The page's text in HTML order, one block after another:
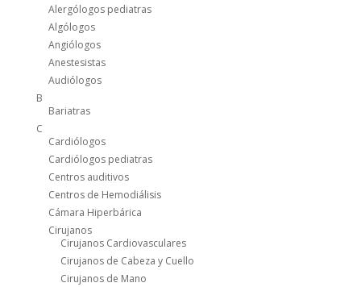
Alergólogos pediatras
Algólogos
Angiólogos
Anestesistas
Audiólogos
B
Bariatras
C
Cardiólogos
Cardiólogos pediatras
Centros auditivos
Centros de Hemodiálisis
Cámara Hiperbárica
Cirujanos
Cirujanos Cardiovasculares
Cirujanos de Cabeza y Cuello
Cirujanos de Mano